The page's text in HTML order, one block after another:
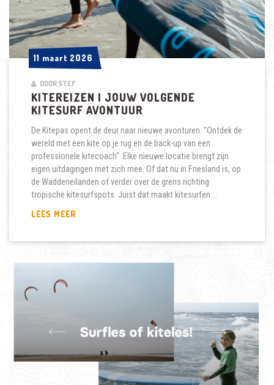
11 maart 2026
11 maart 2026
DOOR STEF
KITEREIZEN | JOUW VOLGENDE
KITESURF AVONTUUR
De Kitepas opent de deur naar nieuwe avonturen. "Ontdek de
wereld met een kite op je rug en de back-up van een
professionele kitecoach" Elke nieuwe locatie brengt zijn
eigen uitdagingen met zich mee. Of dat nu in Friesland is, op
de Waddeneilanden of verder over de grens richting
tropische kitesurfspots. Juist dat maakt kitesurfen …
LEES MEER
VOLGENDE
KITESURF